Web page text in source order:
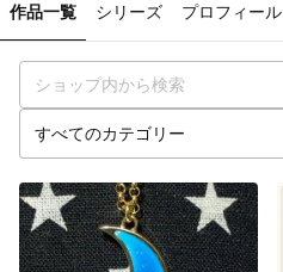
作品一覧 シリーズ プロフィール